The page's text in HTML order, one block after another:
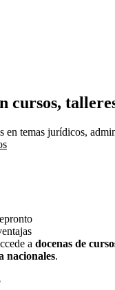
cursos,
en temas jurídicos,
pronto
a docenas de
nacionales.